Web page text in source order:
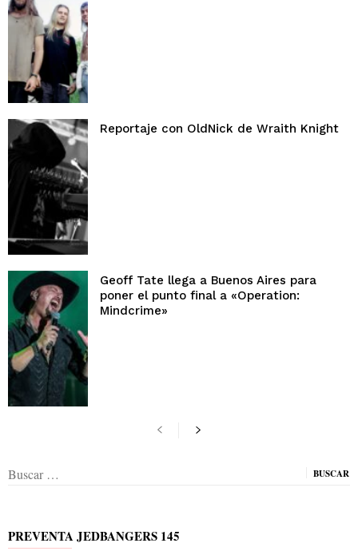
Reportaje con OldNick de Wraith Knight
Geoff Tate llega a Buenos Aires para
poner el punto final a «Operation:
Mindcrime»
Buscar:
PREVENTA JEDBANGERS 145